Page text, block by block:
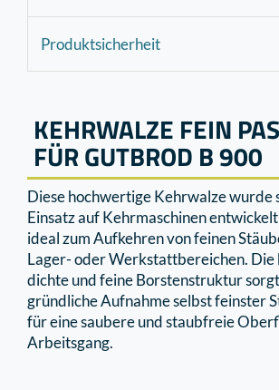
Produktsicherheit
KEHRWALZE FEIN
FÜR GUTBROD B 900
Diese hochwertige Kehrwalze wurde
Einsatz auf Kehrmaschinen
ideal zum Aufkehren von feinen
Lager- oder Werkstattbereichen. Die
dichte und feine Borstenstruktur
gründliche Aufnahme selbst feinster
für eine saubere und staubfreie
Arbeitsgang.